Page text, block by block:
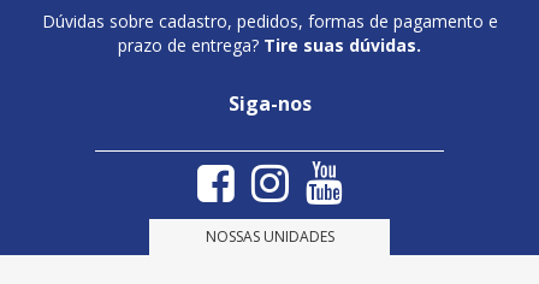
Dúvidas sobre cadastro, pedidos, formas de pagamento e
prazo de entrega? Tire suas dúvidas.
Siga-nos
NOSSAS UNIDADES